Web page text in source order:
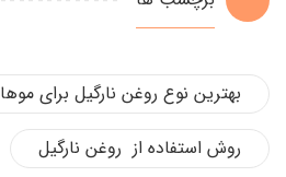
بهترین نوع روغن نارگیل برای موها
روش استفاده از روغن نارگیل